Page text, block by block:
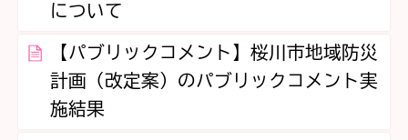
について
【パブリックコメント】桜川市地域防災
計画（改定案）のパブリックコメント実
施結果